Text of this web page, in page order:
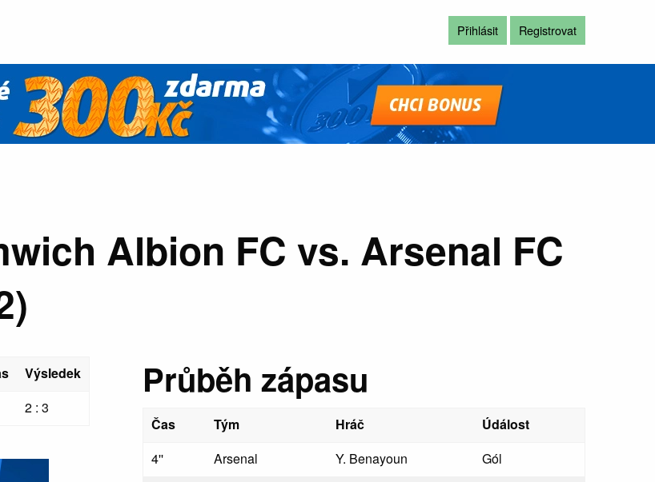
Přihlásit Registrovat
Albion FC vs. Arsenal FC
Výsledek
2 : 3
Průběh zápasu
Čas Tým Hráč
Údálost
4''
Arsenal Y. Benayoun
Gól